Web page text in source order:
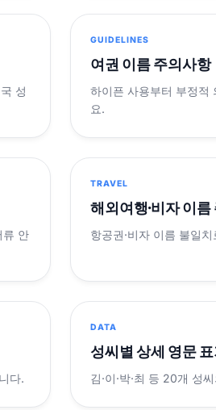
성
GUIDELINES
여권 이름 주의사항
하이픈 사용부터 부정적
요.
류 안
TRAVEL
해외여행·비자 이
항공권·비자 이름 불일
다.
DATA
성씨별 상세 영문
김·이·박·최 등 20개 성